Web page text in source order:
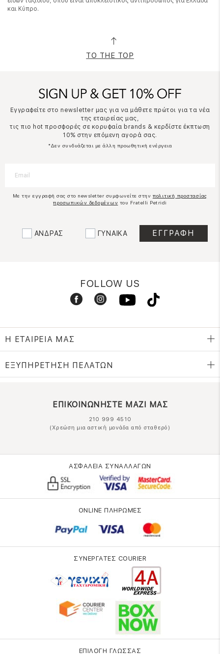
και Κύπρο.
TO THE TOP
Εγγραφείτε στο newsletter μας για να μάθετε πρώτοι για τα νέα
της εταιρείας μας,
τις πιο hot προσφορές σε κορυφαία brands & κερδίστε έκπτωση
10% στην επόμενη αγορά σας.
*Δεν συνδυάζεται με άλλη προωθητική ενέργεια
Με την εγγραφή σας στο newsletter συμφωνείτε στην πολιτική προστασίας
προσωπικών δεδομένων του Fratelli Petridi
ΑΝΔΡΑΣ ΓΥΝΑΙΚΑ
FOLLOW US
Η ΕΤΑΙΡΕΙΑ ΜΑΣ
ΕΞΥΠΗΡΕΤΗΣΗ ΠΕΛΑΤΩΝ
ΕΠΙΚΟΙΝΩΝΗΣΤΕ ΜΑΖΙ ΜΑΣ
210 999 4510
(Χρεώση μια αστική μονάδα από σταθερό)
ΑΣΦΑΛΕΙΑ ΣΥΝΑΛΛΑΓΩΝ
ONLINE ΠΛΗΡΩΜΕΣ
ΣΥΝΕΡΓΑΤΕΣ COURIER
ΕΠΙΛΟΓΗ ΓΛΩΣΣΑΣ